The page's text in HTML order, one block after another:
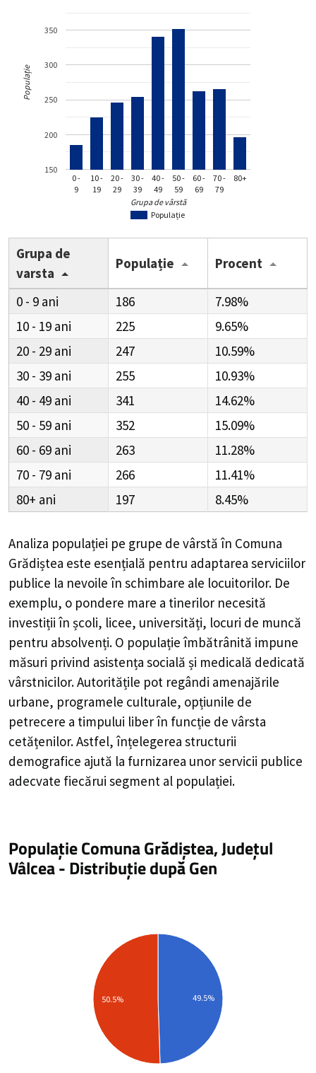
Populație
0 -
9
10 -
19
20 -
29
30 -
39
40 -
49
50 -
59
60 -
69
70 -
79
80+
150
200
250
300
350
Grupa de vârstă
Populație
Grupa de
varsta
Populație Procent
0 - 9 186
7.98%
10 - 19
225
9.65%
20 - 29
247
10.59%
30 - 39
255
10.93%
40 - 49
341
14.62%
50 - 59
352
15.09%
60 - 69
263
11.28%
70 - 79
266
11.41%
80+
197 8.45%
Analiza populației pe grupe de vârstă în Comuna
Grădiștea este esențială pentru adaptarea serviciilor
publice la nevoile în schimbare ale locuitorilor. De
exemplu, o pondere mare a tinerilor necesită
investiții în școli, licee, universități, locuri de muncă
pentru absolvenți. O populație îmbătrânită impune
măsuri privind asistența socială și medicală dedicată
vârstnicilor. Autoritățile pot regândi amenajările
urbane, programele culturale, opțiunile de
petrecere a timpului liber în funcție de vârsta
cetățenilor. Astfel, înțelegerea structurii
demografice ajută la furnizarea unor servicii publice
adecvate fiecărui segment al populației.
Populație Comuna Grădiștea, Județul
Vâlcea-Distribuțiedupă Gen
49.5%
50.5%